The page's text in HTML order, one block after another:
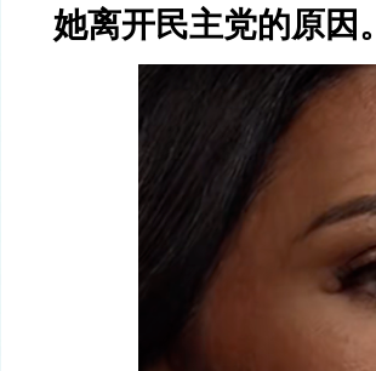
她离开民主党的原因。